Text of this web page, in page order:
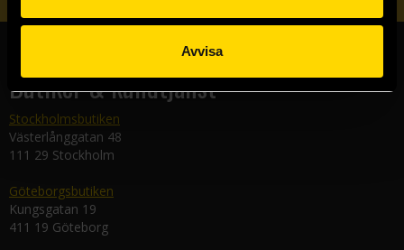
Avvisa
Butiker & kundtjänst
Stockholmsbutiken
Västerlånggatan 48
111 29 Stockholm
Göteborgsbutiken
Kungsgatan 19
411 19 Göteborg